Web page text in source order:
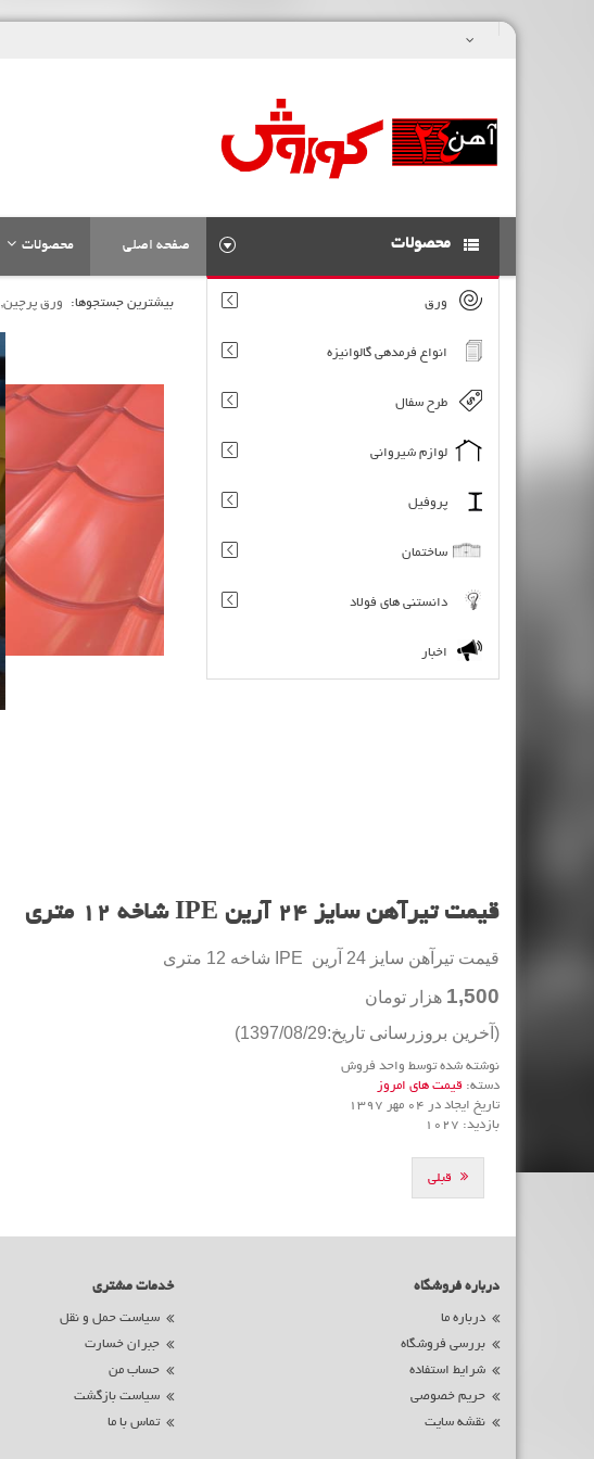
محصولات
ورق
انواع فرمدهی گالوانیزه
طرح سفال
لوازم شیروانی
پروفیل
ساختمان
دانستنی های فولاد
اخبار
صفحه اصلی محصولات
بیشترین جستجوها: ورق پرچین,
قیمت تیرآهن سایز 24 آرین IPE شاخه 12 متری
قیمت تیرآهن سایز 24 آرین IPE شاخه 12 متری
1,500 هزار تومان
(آخرین بروزرسانی تاریخ:1397/08/29)
نوشته شده توسط واحد فروش
دسته: قیمت های امروز
تاریخ ایجاد در 04 مهر 1397
بازدید: 1027
قبلی
درباره فروشگاه
درباره ما
بررسی فروشگاه
شرایط استفاده
حریم خصوصی
نقشه سایت
خدمات مشتری
سیاست حمل و نقل
جبران خسارت
حساب من
سیاست بازگشت
تماس با ما